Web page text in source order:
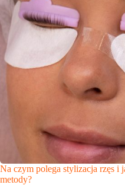
Na czym polega stylizacja rzęs i
metody?